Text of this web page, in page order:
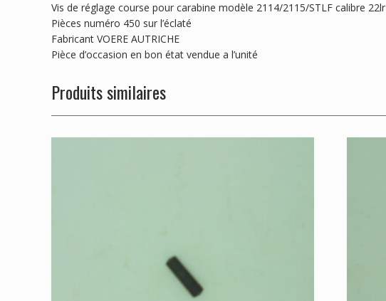
Vis de réglage course pour carabine modèle 2114/2115/STLF calibre 22lr
Pièces numéro 450 sur l’éclaté
Fabricant VOERE AUTRICHE
Pièce d’occasion en bon état vendue a l’unité
Produits similaires